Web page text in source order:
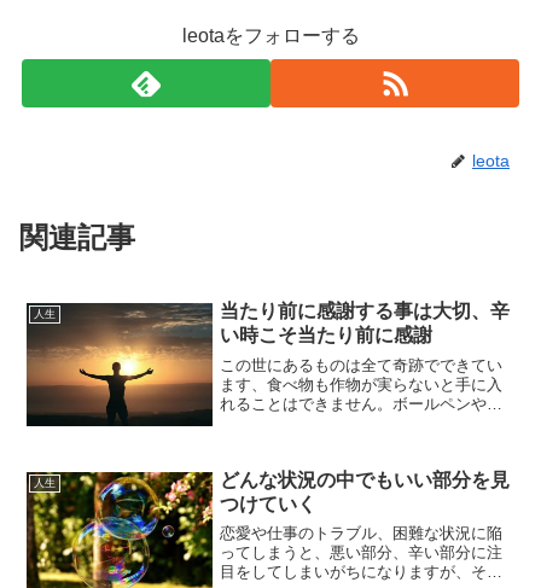
leotaをフォローする
leota
関連記事
人生
当たり前に感謝する事は大切、辛
い時こそ当たり前に感謝
この世にあるものは全て奇跡でできてい
ます、食べ物も作物が実らないと手に入
れることはできません。ボールペンやノ
当たり前にあるものは、身...
人生
どんな状況の中でもいい部分を見
つけていく
恋愛や仕事のトラブル、困難な状況に陥
ってしまうと、悪い部分、辛い部分に注
目をしてしまいがちになりますが、そん